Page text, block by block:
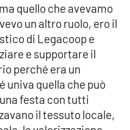
quello che avevamo
un altro ruolo, ero il
di Legacoop e
e supportare il
perché era un
univa quella che può
festa con tutti
il tessuto locale,